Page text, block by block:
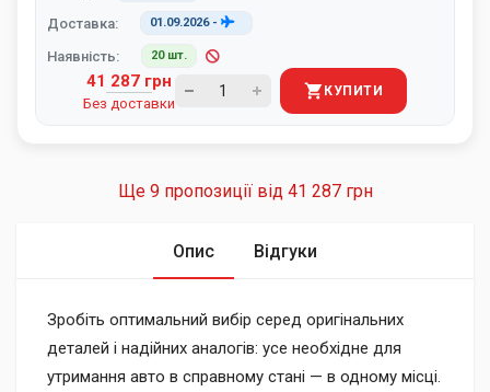
Доставка: 01.09.2026-
Наявність: 20 шт.
41 287 грн
Без доставки
КУПИТИ
Ще 9 пропозиції від 41 287 грн
Опис Відгуки
Зробіть оптимальний вибір серед оригінальних
деталей і надійних аналогів: усе необхідне для
утримання авто в справному стані — в одному місці.